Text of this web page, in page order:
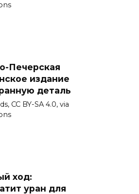
Печерская
издание
деталь
CC BY-SA 4.0, via
ход:
уран для